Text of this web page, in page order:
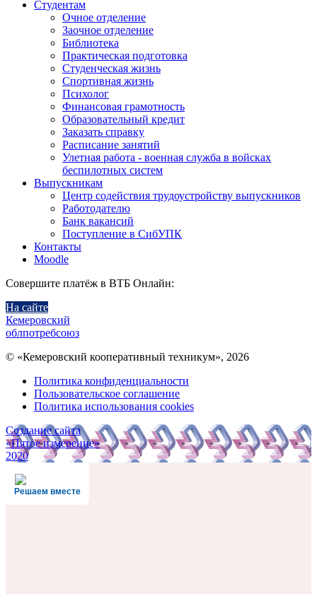
Студентам
Очное отделение
Заочное отделение
Библиотека
Практическая подготовка
Студенческая жизнь
Спортивная жизнь
Психолог
Финансовая грамотность
Образовательный кредит
Заказать справку
Расписание занятий
Улетная работа - военная служба в войсках
беспилотных систем
Выпускникам
Центр содействия трудоустройству выпускников
Работодателю
Банк вакансий
Поступление в СибУПК
Контакты
Moodle
Совершите платёж в ВТБ Онлайн:
На сайте
Кемеровский
облпотребсоюз
© «Кемеровский кооперативный техникум», 2026
Политика конфиденциальности
Пользовательское соглашение
Политика использования cookies
Создание сайта
«Пятое измерение»
2020
Решаем вместе